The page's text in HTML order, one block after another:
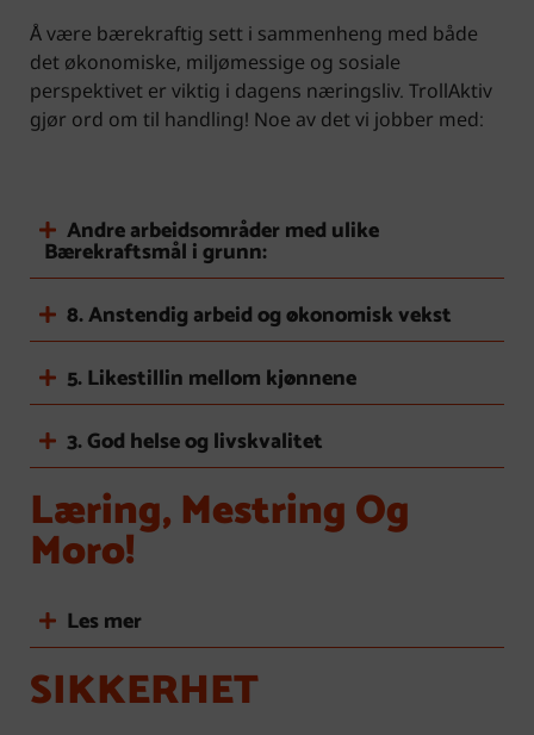
Å være bærekraftig sett i sammenheng med både
det økonomiske, miljømessige og sosiale
perspektivet er viktig i dagens næringsliv. TrollAktiv
gjør ord om til handling! Noe av det vi jobber med:
Andre arbeidsområder med ulike
Bærekraftsmål i grunn:
8. Anstendig arbeid og økonomisk vekst
5. Likestillin mellom kjønnene
3. God helse og livskvalitet
Læring, Mestring Og
Moro!
Les mer
SIKKERHET